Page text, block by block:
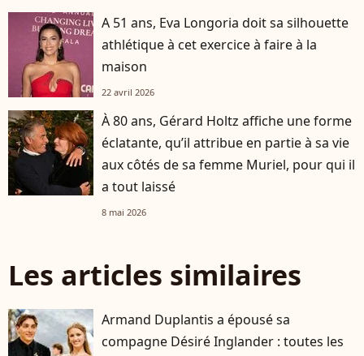
A 51 ans, Eva Longoria doit sa silhouette
athlétique à cet exercice à faire à la
maison
22 avril 2026
À 80 ans, Gérard Holtz affiche une forme
éclatante, qu’il attribue en partie à sa vie
aux côtés de sa femme Muriel, pour qui il
a tout laissé
8 mai 2026
Les articles similaires
Armand Duplantis a épousé sa
compagne Désiré Inglander : toutes les